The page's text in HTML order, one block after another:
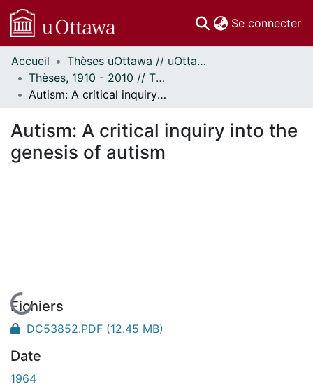
Se connecter
Communautés
et collections
Parcourir
À propos
Accueil
Thèses uOttawa // uOttawa Theses
Thèses, 1910 - 2010 // Theses, 1910 - 2010
Autism: A critical inquiry into the genesis of autism
Autism: A critical inquiry into the
genesis of autism
En cours de chargement...
Fichiers
DC53852.PDF (12.45 MB)
Date
1964